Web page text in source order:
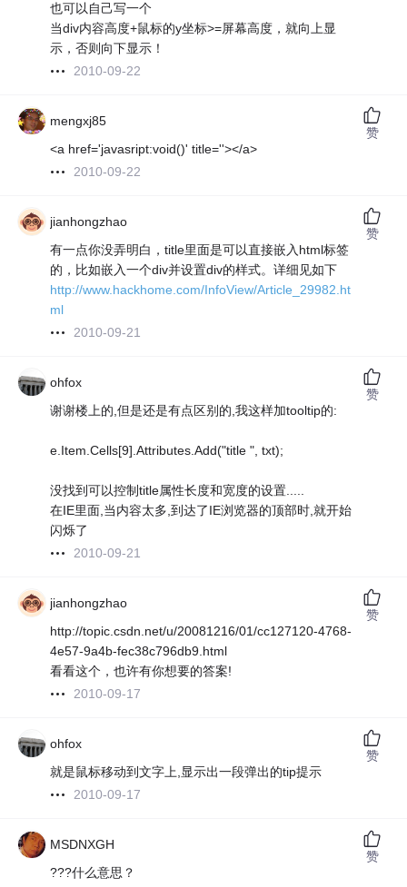
也可以自己写一个
当div内容高度+鼠标的y坐标>=屏幕高度，就向上显
示，否则向下显示！
2010-09-22
mengxj85
<a href='javasript:void()' title=''></a>
2010-09-22
赞
jianhongzhao
有一点你没弄明白，title里面是可以直接嵌入html标签
的，比如嵌入一个div并设置div的样式。详细见如下
http://www.hackhome.com/InfoView/Article_29982.ht
ml
2010-09-21
赞
ohfox
谢谢楼上的,但是还是有点区别的,我这样加tooltip的:
e.Item.Cells[9].Attributes.Add("title ", txt);
没找到可以控制title属性长度和宽度的设置.....
在IE里面,当内容太多,到达了IE浏览器的顶部时,就开始
闪烁了
2010-09-21
赞
jianhongzhao
http://topic.csdn.net/u/20081216/01/cc127120-4768-
4e57-9a4b-fec38c796db9.html
看看这个，也许有你想要的答案!
2010-09-17
赞
ohfox
就是鼠标移动到文字上,显示出一段弹出的tip提示
2010-09-17
赞
MSDNXGH
???什么意思？
赞